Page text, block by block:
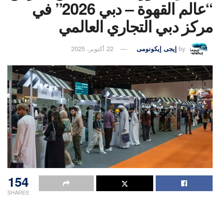
“عالم القهوة – دبي 2026” في
مركز دبي التجاري العالمي
by إيجى إيكونومى 22 أكتوبر، 2025
154
SHARES